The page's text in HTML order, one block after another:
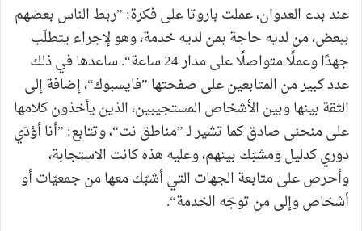
عند بدء العدوان، عملت باروتا على فكرة: ”ربط الناس بعضهم
ببعض، من لديه حاجة بمن لديه خدمة، وهو لإجراء يتطلّب
جهدًا وعملًا متواصلًا على مدار 24 ساعة“. ساعدها في ذلك
عدد كبير من المتابعين على صفحتها ”فايسبوك“، إضافة إلى
الثقة بينها وبين الأشخاص المستجيبين، الذين يأخذون كلامها
على منحنى صادق كما تشير لـ ”مناطق نت“، وتتابع: ”أنا أؤدّي
دوري كدليل ومشبّك بينهم، وعليه هذه كانت الاستجابة،
وأحرص على متابعة الجهات التي أشبّك معها من جمعيّات أو
أشخاص وإلى من توجّه الخدمة“.